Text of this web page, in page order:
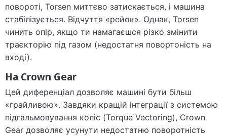
повороті, Torsen миттєво затискається, і машина
стабілізується. Відчуття «рейок». Однак, Torsen
чинить опір, якщо ти намагаєшся різко змінити
траєкторію під газом (недостатня повортоність на
вході).
На Crown Gear
Цей диференціал дозволяє машині бути більш
«грайливою». Завдяки кращій інтеграції з системою
підгальмовування коліс (Torque Vectoring), Crown
Gear дозволяє усунути недостатню поворотність